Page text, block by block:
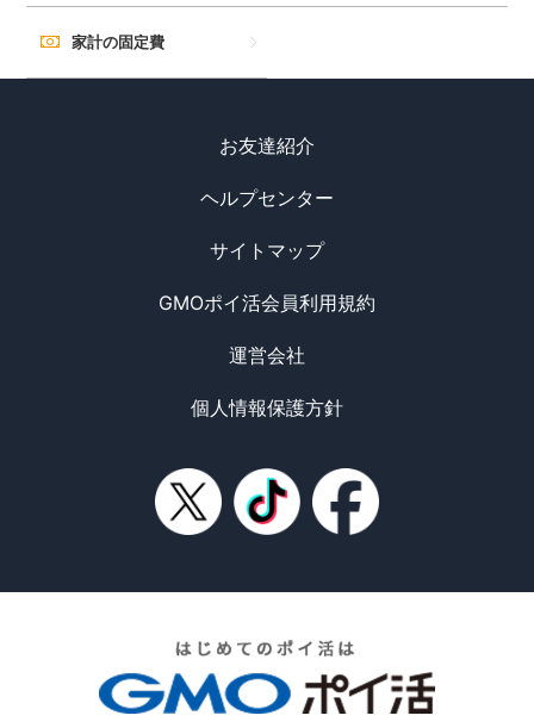
家計の固定費
お友達紹介
ヘルプセンター
サイトマップ
GMOポイ活会員利用規約
運営会社
個人情報保護方針